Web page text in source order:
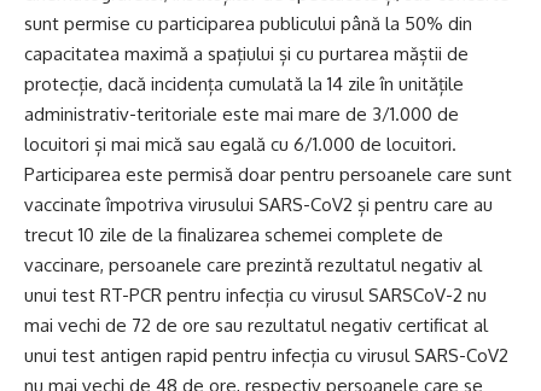
sunt permise cu participarea publicului până la 50% din
capacitatea maximă a spațiului și cu purtarea măștii de
protecție, dacă incidența cumulată la 14 zile în unitățile
administrativ-teritoriale este mai mare de 3/1.000 de
locuitori și mai mică sau egală cu 6/1.000 de locuitori.
Participarea este permisă doar pentru persoanele care sunt
vaccinate împotriva virusului SARS-CoV2 și pentru care au
trecut 10 zile de la finalizarea schemei complete de
vaccinare, persoanele care prezintă rezultatul negativ al
unui test RT-PCR pentru infecția cu virusul SARSCoV-2 nu
mai vechi de 72 de ore sau rezultatul negativ certificat al
unui test antigen rapid pentru infecția cu virusul SARS-CoV2
nu mai vechi de 48 de ore, respectiv persoanele care se